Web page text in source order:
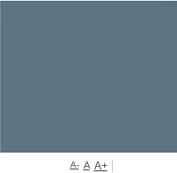
A- A A+